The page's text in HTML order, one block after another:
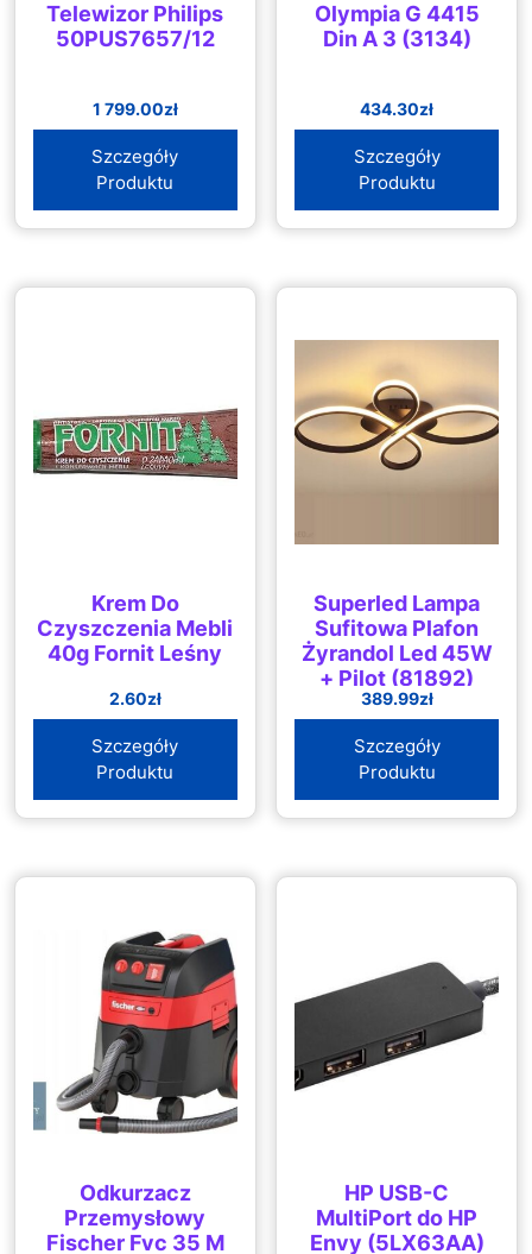
Telewizor Philips
50PUS7657/12
1 799.00zł
Szczegóły
Produktu
Olympia G 4415
Din A 3 (3134)
434.30zł
Szczegóły
Produktu
Krem Do
Czyszczenia Mebli
40g Fornit Leśny
2.60zł
Szczegóły
Produktu
Superled Lampa
Sufitowa Plafon
Żyrandol Led 45W
+ Pilot (81892)
389.99zł
Szczegóły
Produktu
Odkurzacz
Przemysłowy
Fischer Fvc 35 M
HP USB-C
MultiPort do HP
Envy (5LX63AA)